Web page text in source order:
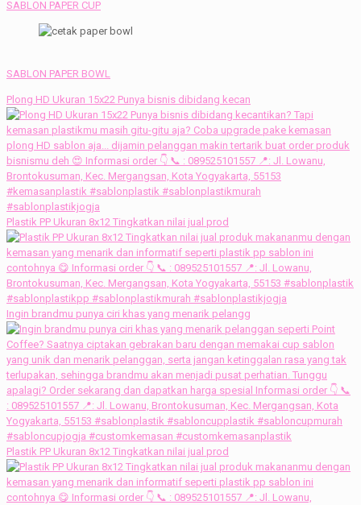
SABLON PAPER CUP
SABLON PAPER BOWL
Plong HD Ukuran 15x22 Punya bisnis dibidang kecan
Plastik PP Ukuran 8x12 Tingkatkan nilai jual prod
Ingin brandmu punya ciri khas yang menarik pelangg
Plastik PP Ukuran 8x12 Tingkatkan nilai jual prod